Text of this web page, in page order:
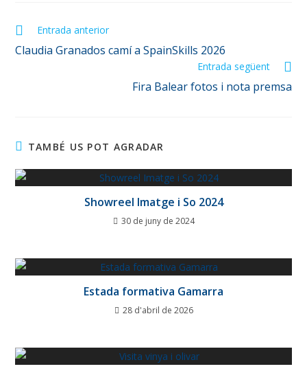
Entrada anterior
Claudia Granados camí a SpainSkills 2026
Entrada següent
Fira Balear fotos i nota premsa
TAMBÉ US POT AGRADAR
Showreel Imatge i So 2024
30 de juny de 2024
Estada formativa Gamarra
28 d'abril de 2026